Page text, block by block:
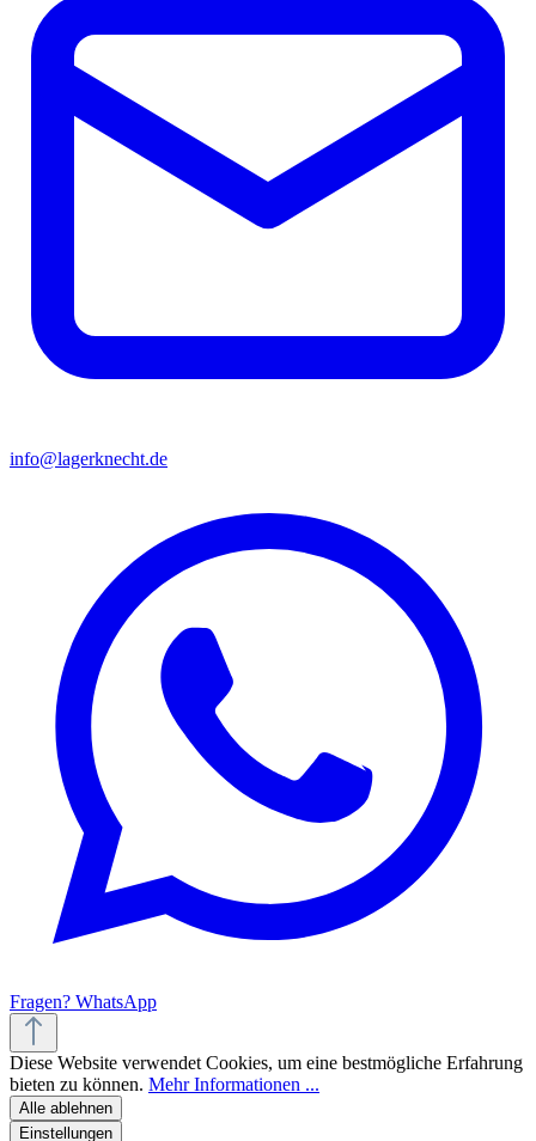
info@lagerknecht.de
Fragen? WhatsApp
Diese Website verwendet Cookies, um eine bestmögliche Erfahrung
bieten zu können. Mehr Informationen ...
Alle ablehnen
Einstellungen